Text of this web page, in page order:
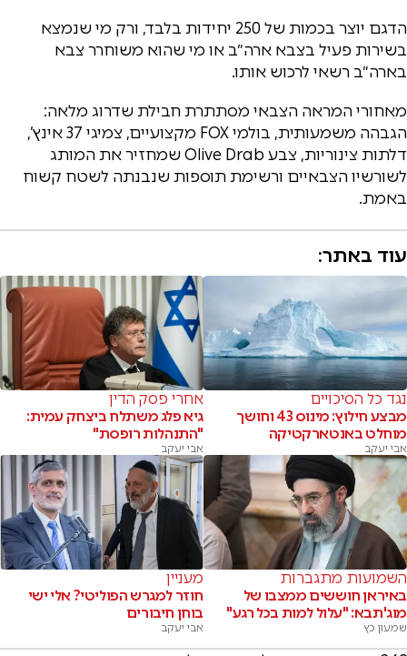
הדגם יוצר בכמות של 250 יחידות בלבד, ורק מי שנמצא
בשירות פעיל בצבא ארה״ב או מי שהוא משוחרר צבא
בארה״ב רשאי לרכוש אותו.
מאחורי המראה הצבאי מסתתרת חבילת שדרוג מלאה:
הגבהה משמעותית, בולמי FOX מקצועיים, צמיגי 37 אינץ’,
דלתות צינוריות, צבע Olive Drab שמחזיר את המותג
לשורשיו הצבאיים ורשימת תוספות שנבנתה לשטח קשוח
באמת.
עוד באתר:
נגד כל הסיכויים
מבצע חילוץ: מינוס 43 וחושך
מוחלט באנטארקטיקה
אבי יעקב
אחרי פסק הדין
גיא פלג משתלח ביצחק עמית:
"התנהלות רופסת"
אבי יעקב
השמועות מתגברות
באיראן חוששים ממצבו של
מוג'תבא: "עלול למות בכל רגע"
שמעון כץ
מעניין
חוזר למגרש הפוליטי? אלי ישי
בוחן חיבורים
אבי יעקב